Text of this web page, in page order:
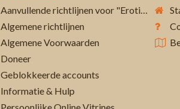
Algemene richtlijnen
Algemene Voorwaarden
Doneer
Geblokkeerde accounts
Informatie & Hulp
Persoonlijke Online Vitrines